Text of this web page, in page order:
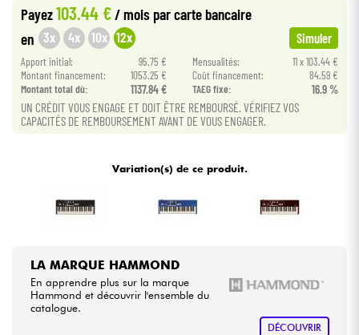
Eveil Musical
Câbles & Access.
HiFi
• PARIS
Payez103.44 € / mois par carte bancaire
en 3x 4x 10x 12x Simuler
Apport initial: 95.75 € Mensualités:
11 x 103.44 €
Montant financement:
1053.25 € Coût financement:
84.59 €
Montant total dù:
1137.84 € TAEG fixe: 16.9 %
UN CRÉDIT VOUS ENGAGE ET DOIT ÊTRE REMBOURSÉ. VÉRIFIEZ VOS
CAPACITÉS DE REMBOURSEMENT AVANT DE VOUS ENGAGER.
Variation(s) de ce produit.
LA MARQUE HAMMOND
En apprendre plus sur la marque
Hammond et découvrir l'ensemble du
catalogue.
DÉCOUVRIR